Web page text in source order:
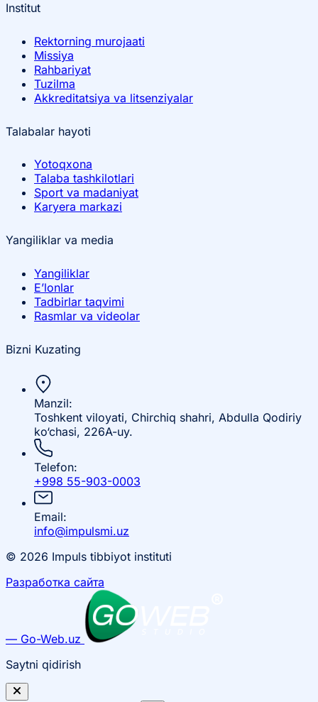
Institut
Rektorning murojaati
Missiya
Rahbariyat
Tuzilma
Akkreditatsiya va litsenziyalar
Talabalar hayoti
Yotoqxona
Talaba tashkilotlari
Sport va madaniyat
Karyera markazi
Yangiliklar va media
Yangiliklar
E’lonlar
Tadbirlar taqvimi
Rasmlar va videolar
Bizni Kuzating
Manzil:
Toshkent viloyati, Chirchiq shahri, Abdulla Qodiriy
ko‘chasi, 226A-uy.
Telefon:
+998 55-903-0003
Email:
info@impulsmi.uz
© 2026 Impuls tibbiyot instituti
Разработка сайта
— Go-Web.uz
Saytni qidirish